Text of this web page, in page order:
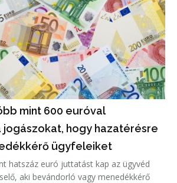
mint 600 euróval
jogászokat, hogy hazatérésre
ügyfeleiket
hatszáz euró juttatást kap az ügyvéd
aki bevándorló vagy menedékkérő